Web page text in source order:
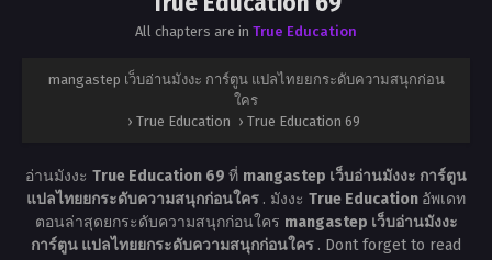
All chapters are in True Education
mangastep เว็บอ่านมังงะ การ์ตูน แปลไทยยกระดับความสนุกก่อน
ใคร
› True Education › True Education 69
อ่านมังงะ True Education 69 ที่ mangastep เว็บอ่านมังงะ การ์ตูน
แปลไทยยกระดับความสนุกก่อนใคร . มังงะ True Education อัพเดท
ตอนล่าสุดยกระดับความสนุกก่อนใคร mangastep เว็บอ่านมังงะ
การ์ตูน แปลไทยยกระดับความสนุกก่อนใคร . Dont forget to read